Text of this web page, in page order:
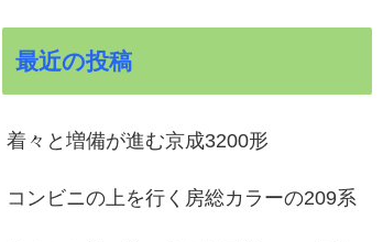
最近の投稿
着々と増備が進む京成3200形
コンビニの上を行く房総カラーの209系